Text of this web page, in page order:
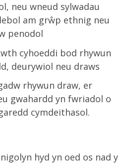
neu wneud sylwadau
am grŵp ethnig neu
penodol
cyhoeddi bod rhywun
deurywiol neu draws
rhywun draw, er
gwahardd yn fwriadol o
cymdeithasol.
hyd yn oed os nad y